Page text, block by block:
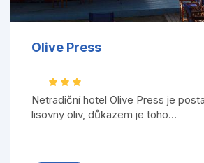
Olive Press
Netradiční hotel Olive Press je
lisovny oliv, důkazem je toho...